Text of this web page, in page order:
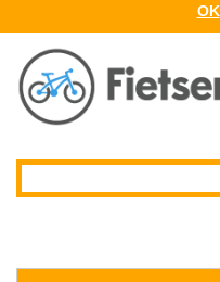
OK